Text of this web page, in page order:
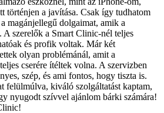
történjen a javítása. Csak így tudhatom
magánjellegű dolgaimat, amik a
A szerelők a Smart Clinic-nél teljes
és profik voltak. Már két
olyan problémánál, amit a
cserére ítéltek volna. A szervizben
szép, és ami fontos, hogy tiszta is.
felülmúlva, kiváló szolgáltatást kaptam,
nyugodt szívvel ajánlom bárki számára!